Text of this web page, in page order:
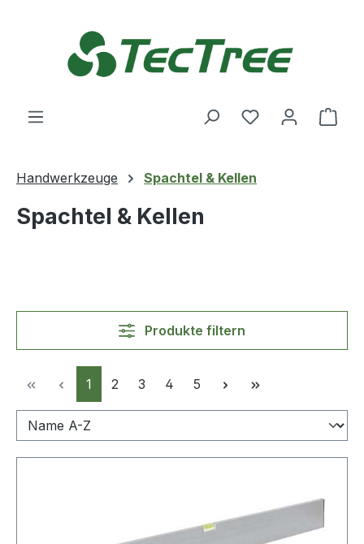
Du hast 0
Handwerkzeuge Spachtel & Kellen
Spachtel & Kellen
Produkte filtern
Seite
1 Seite
2 Seite
3 Seite
4 Seite
5